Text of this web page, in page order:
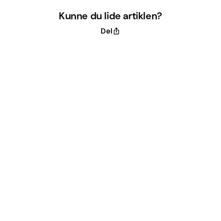
Kunne du lide artiklen?
Del